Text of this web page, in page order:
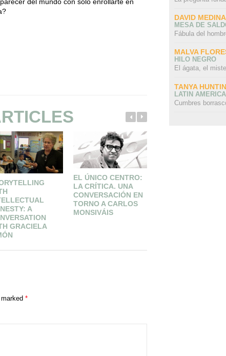
A
GRACIELA
EL ÚNICO CENTRO:
LA CRÍTICA. UNA
CONVERSACIÓN EN
TORNO A CARLOS
MONSIVÁIS
*
DAVID
MESA DE
Fábula del
MALVA
HILO NEGRO
El ágata, el
TANYA
LATIN
Cumbres